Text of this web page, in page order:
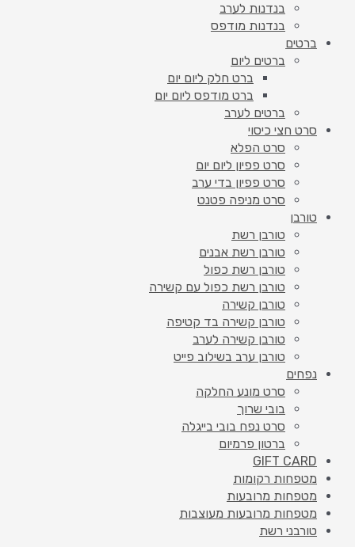
בנדנות לערב
בנדנות מודפס
ברטים
ברטים ליום
ברט חלק ליום יום
ברט מודפס ליום יום
ברטים לערב
סרט חצי כיסוי
סרט הפלא
סרט פפיון ליום יום
סרט פפיון בדי ערב
סרט מניפה פטנט
טורבן
טורבן רשת
טורבן רשת אבנים
טורבן רשת כפול
טורבן רשת כפול עם קשירה
טורבן קשירה
טורבן קשירה בד קטיפה
טורבן קשירה לערב
טורבן ערב בשילוב פייט
נפחים
סרט מונע החלקה
בובי שרוך
סרט נפח בובי בייגלה
ברטון פרמיום
GIFT CARD
מטפחות רקומות
מטפחות מרובעות
מטפחות מרובעות מעוצבות
טורבני רשת